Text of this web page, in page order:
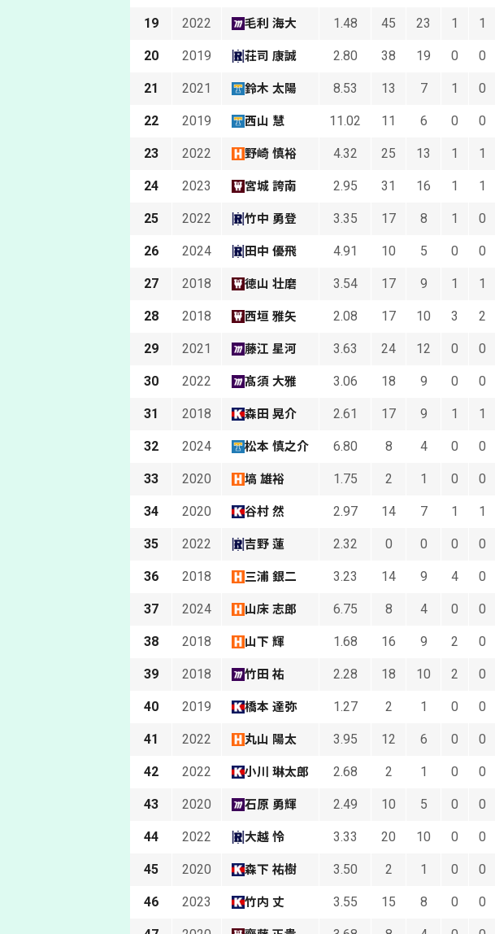
19 2022 毛利 海大 1.48 45 23 1 1
20 2019 荘司 康誠 2.80 38 19 0 0
21 2021 鈴木 太陽 8.53 13 7 1 0
22 2019 西山 慧 11.02 11 6 0 0
23 2022 野崎 慎裕 4.32 25 13 1 1
24 2023 宮城 誇南 2.95 31 16 1 1
25 2022 竹中 勇登 3.35 17 8 1 0
26 2024 田中 優飛 4.91 10 5 0 0
27 2018 徳山 壮磨 3.54 17 9 1 1
28 2018 西垣 雅矢 2.08 17 10 3 2
29 2021 藤江 星河 3.63 24 12 0 0
30 2022 髙須 大雅 3.06 18 9 0 0
31 2018 森田 晃介 2.61 17 9 1 1
32 2024 松本 慎之介 6.80 8 4 0 0
33 2020 塙 雄裕 1.75 2 1 0 0
34 2020 谷村 然 2.97 14 7 1 1
35 2022 吉野 蓮 2.32 0 0 0 0
36 2018 三浦 銀二 3.23 14 9 4 0
37 2024 山床 志郎 6.75 8 4 0 0
38 2018 山下 輝 1.68 16 9 2 0
39 2018 竹田 祐 2.28 18 10 2 0
40 2019 橋本 達弥 1.27 2 1 0 0
41 2022 丸山 陽太 3.95 12 6 0 0
42 2022 小川 琳太郎 2.68 2 1 0 0
43 2020 石原 勇輝 2.49 10 5 0 0
44 2022 大越 怜 3.33 20 10 0 0
45 2020 森下 祐樹 3.50 2 1 0 0
46 2023 竹内 丈 3.55 15 8 0 0